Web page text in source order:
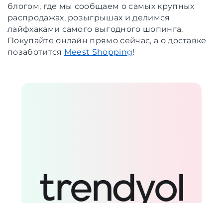
блогом, где мы сообщаем о самых крупных
распродажах, розыгрышах и делимся
лайфхаками самого выгодного шопинга.
Покупайте онлайн прямо сейчас, а о доставке
позаботится Meest Shopping!